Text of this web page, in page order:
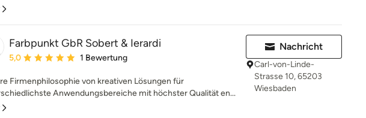
Farbpunkt GbR Sobert & Ierardi
Durchschnittliche Bewertung: 5 von 5 Sternen
5,0 1 Bewertung
Firmenphilosophie von kreativen Lösungen für
Anwendungsbereiche mit höchster Qualität en...
Nachricht
Carl-von-Linde-
Strasse 10, 65203
Wiesbaden